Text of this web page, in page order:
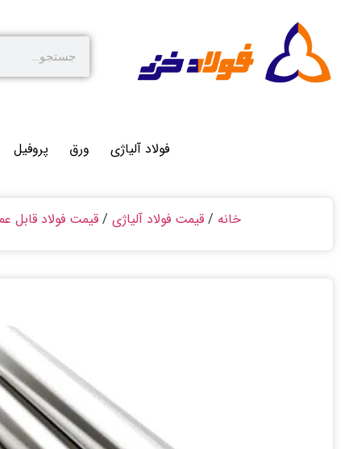
فولاد آلیاژی ورق پروفیل
خانه / قیمت فولاد آلیاژی /قیمت فولاد قابل